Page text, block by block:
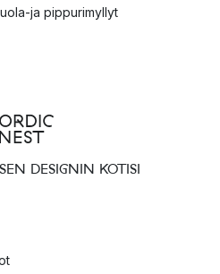
ja pippurimyllyt
DESIGNIN KOTISI